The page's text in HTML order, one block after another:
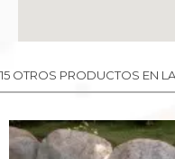
15 OTROS PRODUCTOS EN